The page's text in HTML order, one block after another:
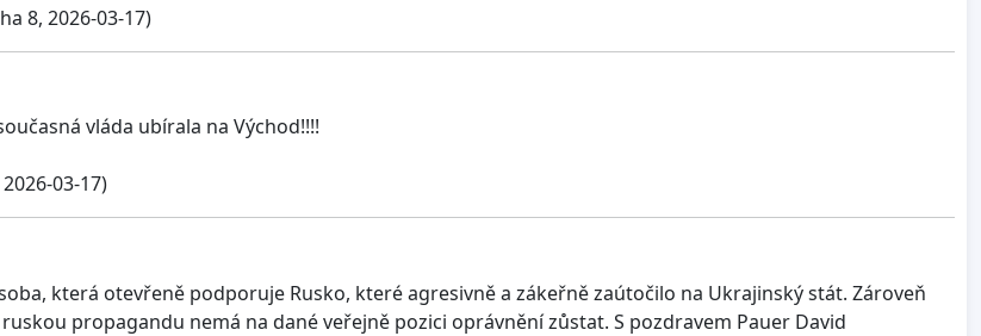
8, 2026-03-17)
vláda ubírala na Východ!!!!
03-17)
která otevřeně podporuje Rusko, které agresivně a zákeřně zaútočilo na Ukrajinský stát. Zároveň
propagandu nemá na dané veřejně pozici oprávnění zůstat. S pozdravem Pauer David